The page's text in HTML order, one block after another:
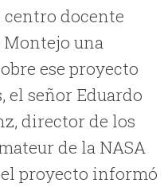
centro docente
Montejo una
ese proyecto
el señor Eduardo
director de los
de la NASA
proyecto informó